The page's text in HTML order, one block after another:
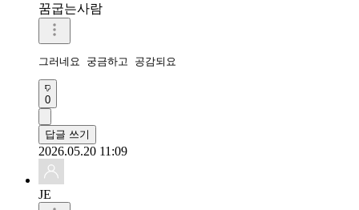
꿈굽는사람
그러네요 궁금하고 공감되요
0
답글 쓰기
2026.05.20 11:09
JE